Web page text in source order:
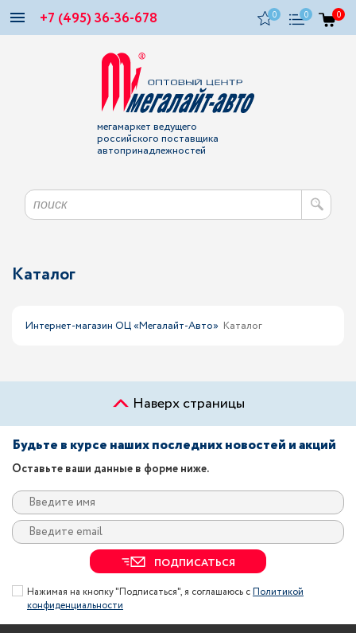
+7 (495) 36-36-678 0 0 0
мегамаркет ведущего
российского поставщика
автопринадлежностей
Каталог
Интернет-магазин ОЦ «Мегалайт-Авто» Каталог
Наверх страницы
Будьте в курсе наших последних новостей и акций
Оставьте ваши данные в форме ниже.
ПОДПИСАТЬСЯ
Нажимая на кнопку "Подписаться", я соглашаюсь сПолитикой
конфиденциальности